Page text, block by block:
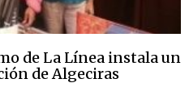
de La Línea instala un
de Algeciras